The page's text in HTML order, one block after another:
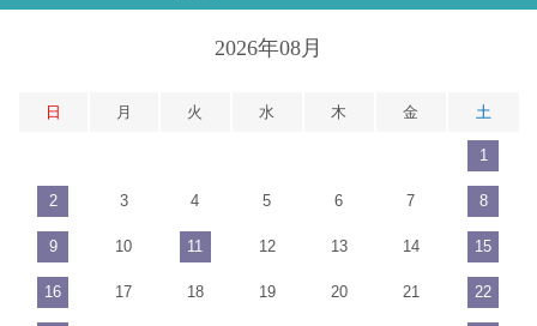
2026年08月
日 月 火 水 木 金 土
1
2 3 4 5 6 7 8
9 10 11 12 13 14 15
16 17 18 19 20 21 22